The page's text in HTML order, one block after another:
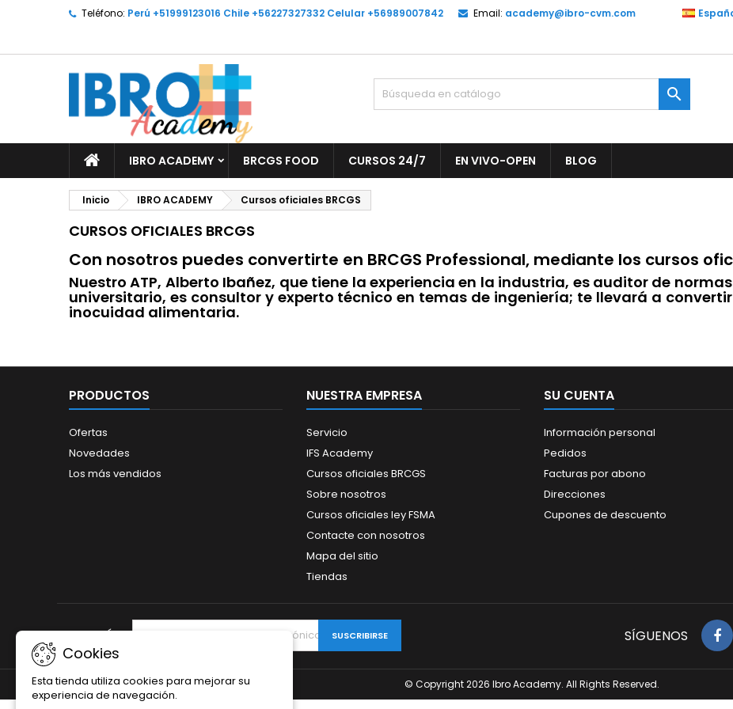
Teléfono: Perú +51999123016 Chile +56227327332 Celular +56989007842 Email: academy@ibro-cvm.com

IBRO ACADEMY BRCGS FOOD CURSOS 24/7 EN VIVO-OPEN BLOG
Inicio IBRO ACADEMY Cursos oficiales BRCGS
CURSOS OFICIALES BRCGS
Con nosotros puedes convertirte en BRCGS Professional, mediante los cursos
Nuestro ATP, Alberto Ibañez, que tiene la experiencia en la industria, es auditor de
universitario, es consultor y experto técnico en temas de ingeniería; te llevará a
inocuidad alimentaria.
PRODUCTOS
Ofertas
Novedades
Los más vendidos
NUESTRA EMPRESA
Servicio
IFS Academy
Cursos oficiales BRCGS
Sobre nosotros
Cursos oficiales ley FSMA
Contacte con nosotros
Mapa del sitio
Tiendas
SU CUENTA
Información personal
Pedidos
Facturas por abono
Direcciones
Cupones de descuento
×
×
((confirmMessage))
×
Nombre de la lista de deseos
×
Debe iniciar sesión para guardar productos en su lista de deseos.
Cookies
Esta tienda utiliza cookies para mejorar su
experiencia de navegación.
BOLETÍN SÍGUENOS
© Copyright 2026 Ibro Academy. All Rights Reserved.